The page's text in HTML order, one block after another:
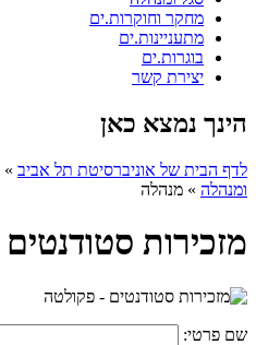
מחקר וחוקרות.ים
מתעניינות.ים
בוגרות.ים
יצירת קשר
הינך נמצא כאן
לדף הבית של אוניברסיטת תל אביב »
ומנהלה » מנהלה
מזכירות סטודנטים
שם פרטי: